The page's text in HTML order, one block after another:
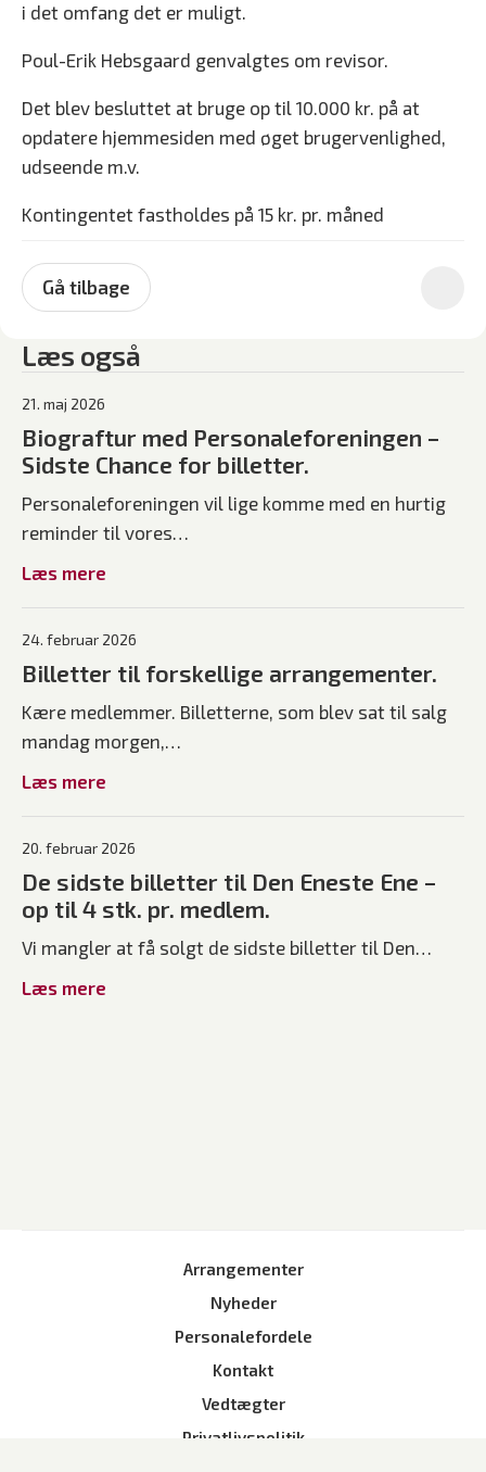
i det omfang det er muligt.
Poul-Erik Hebsgaard genvalgtes om revisor.
Det blev besluttet at bruge op til 10.000 kr. på at
opdatere hjemmesiden med øget brugervenlighed,
udseende m.v.
Kontingentet fastholdes på 15 kr. pr. måned
Gå tilbage
Læs også
Biograftur med Personaleforeningen –
Sidste Chance for billetter.
21. maj 2026
Personaleforeningen vil lige komme med en hurtig
reminder til vores…
Læs mere
Billetter til forskellige arrangementer.
24. februar 2026
Kære medlemmer. Billetterne, som blev sat til salg
mandag morgen,…
Læs mere
De sidste billetter til Den Eneste Ene –
op til 4 stk. pr. medlem.
20. februar 2026
Vi mangler at få solgt de sidste billetter til Den…
Læs mere
Arrangementer
Nyheder
Personalefordele
Kontakt
Vedtægter
Privatlivspolitik